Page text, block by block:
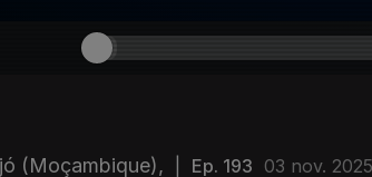
(Moçambique), Ep. 193 03 nov. 2025